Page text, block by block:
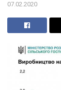
07.02.2020